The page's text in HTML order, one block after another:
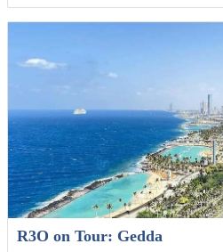
R3O on Tour: Gedda